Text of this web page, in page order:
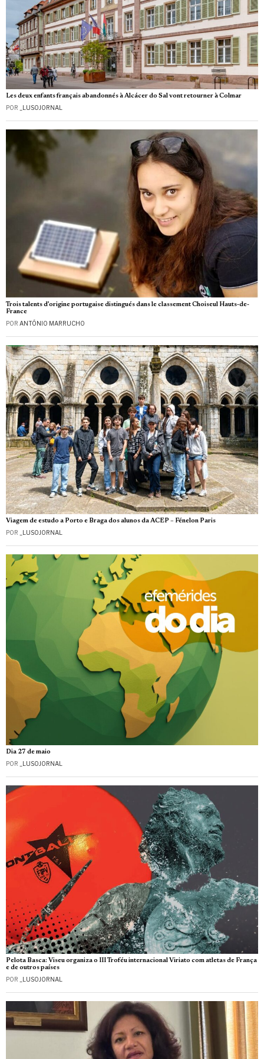
Les deux enfants français abandonnés à Alcácer do Sal vont retourner à Colmar
POR _LUSOJORNAL
Trois talents d’origine portugaise distingués dans le classement Choiseul Hauts-de-
France
POR ANTÓNIO MARRUCHO
Viagem de estudo a Porto e Braga dos alunos da ACEP – Fénelon Paris
POR _LUSOJORNAL
Dia 27 de maio
POR _LUSOJORNAL
Pelota Basca: Viseu organiza o III Troféu internacional Viriato com atletas de França
e de outros países
POR _LUSOJORNAL